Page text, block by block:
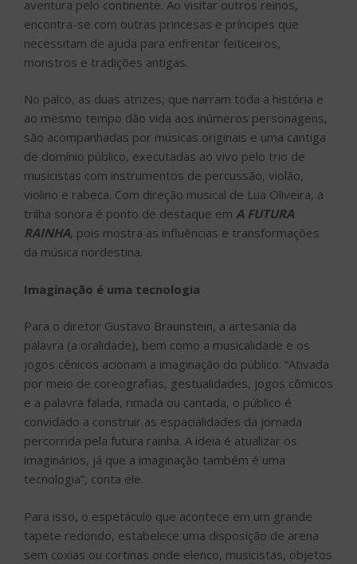
aventura pelo continente. Ao visitar outros reinos,
encontra-se com outras princesas e príncipes que
necessitam de ajuda para enfrentar feiticeiros,
monstros e tradições antigas.
No palco, as duas atrizes, que narram toda a história e
ao mesmo tempo dão vida aos inúmeros personagens,
são acompanhadas por músicas originais e uma cantiga
de domínio público, executadas ao vivo pelo trio de
musicistas com instrumentos de percussão, violão,
violino e rabeca. Com direção musical de Lua Oliveira, a
trilha sonora é ponto de destaque em A FUTURA
RAINHA, pois mostra as influências e transformações
da música nordestina.
Imaginação é uma tecnologia
Para o diretor Gustavo Braunstein, a artesania da
palavra (a oralidade), bem como a musicalidade e os
jogos cênicos acionam a imaginação do público. “Ativada
por meio de coreografias, gestualidades, jogos cômicos
e a palavra falada, rimada ou cantada, o público é
convidado a construir as espacialidades da jornada
percorrida pela futura rainha. A ideia é atualizar os
imaginários, já que a imaginação também é uma
tecnologia”, conta ele.
Para isso, o espetáculo que acontece em um grande
tapete redondo, estabelece uma disposição de arena
sem coxias ou cortinas onde elenco, musicistas, objetos